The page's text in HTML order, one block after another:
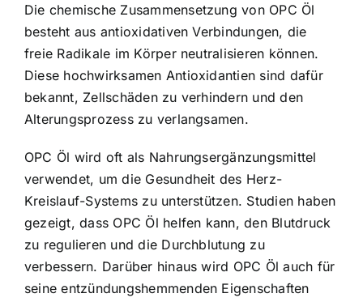
Die chemische Zusammensetzung von OPC Öl
besteht aus antioxidativen Verbindungen, die
freie Radikale im Körper neutralisieren können.
Diese hochwirksamen Antioxidantien sind dafür
bekannt, Zellschäden zu verhindern und den
Alterungsprozess zu verlangsamen.
OPC Öl wird oft als Nahrungsergänzungsmittel
verwendet, um die Gesundheit des Herz-
Kreislauf-Systems zu unterstützen. Studien haben
gezeigt, dass OPC Öl helfen kann, den Blutdruck
zu regulieren und die Durchblutung zu
verbessern. Darüber hinaus wird OPC Öl auch für
seine entzündungshemmenden Eigenschaften